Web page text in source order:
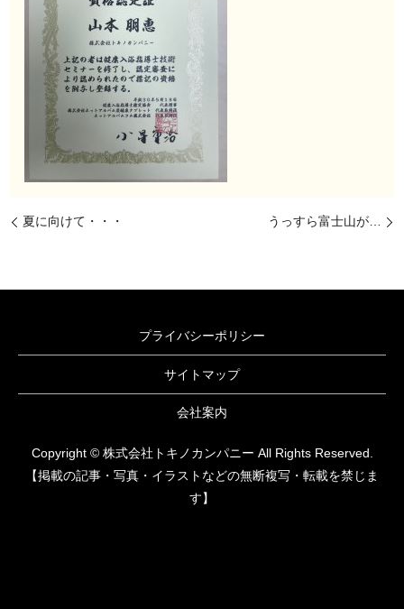
夏に向けて・・・ うっすら富士山が…
プライバシーポリシー
サイトマップ
会社案内
Copyright © 株式会社トキノカンパニー All Rights Reserved.
【掲載の記事・写真・イラストなどの無断複写・転載を禁じま
す】